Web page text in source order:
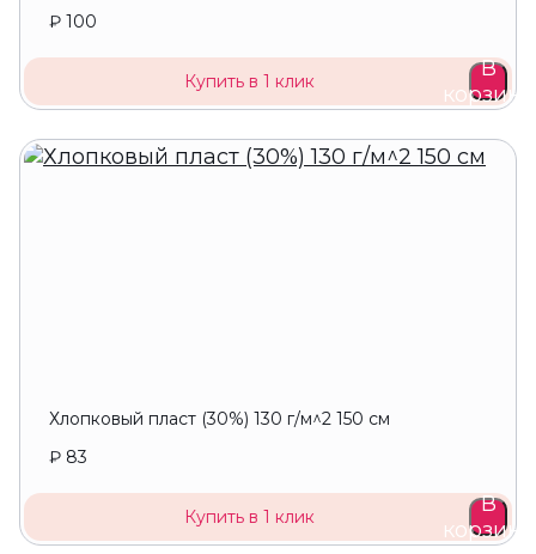
₽ 100
Купить в 1 клик
В
корзину
Хлопковый пласт (30%) 130 г/м^2 150 см
₽ 83
Купить в 1 клик
В
корзину